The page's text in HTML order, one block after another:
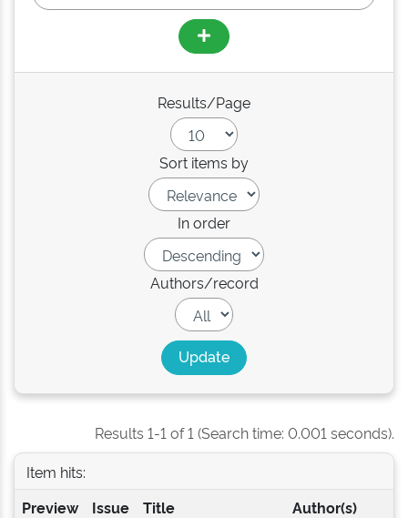
Results/Page
Sort items by
In order
Authors/record
Results 1-1 of 1 (Search time: 0.001 seconds).
Item hits:
Preview
Issue
Title Author(s)